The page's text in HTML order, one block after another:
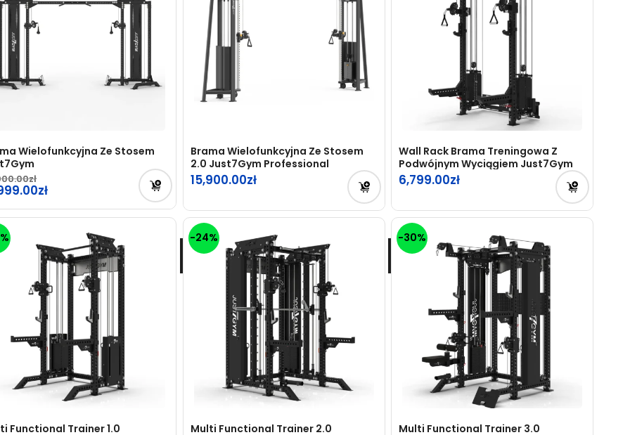
Wielofunkcyjna Ze Stosem
Brama Wielofunkcyjna Ze Stosem
2.0 Just7Gym Professional
15,900.00
Wall Rack Brama Treningowa Z
Podwójnym Wyciągiem Just7Gym
6,799.00
Functional Trainer 1.0
-24%
Multi Functional Trainer 2.0
-30%
Multi Functional Trainer 3.0